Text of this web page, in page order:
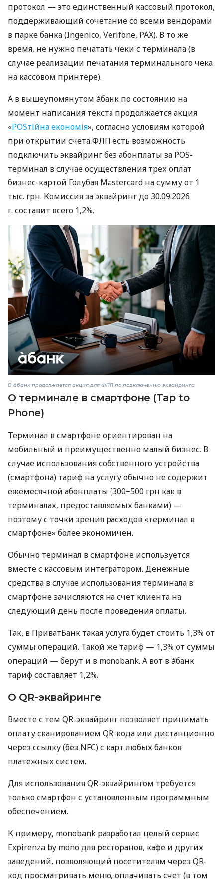
протокол — это единственный кассовый протокол,
поддерживающий сочетание со всеми вендорами
в парке банка (Ingenico, Verifone, PAX). В то же
время, не нужно печатать чеки с терминала (в
случае реализации печатания терминального чека
на кассовом принтере).
А в вышеупомянутом àбанк по состоянию на
момент написания текста продолжается акция
«POSтійна економія», согласно условиям которой
при открытии счета ФЛП есть возможность
подключить эквайринг без абонплаты за POS-
терминал в случае осуществления трех оплат
бизнес-картой Голубая Mastercard на сумму от 1
тыс. грн. Комиссия за эквайринг до 30.09.2026
г. составит всего 1,2%.
В àбанк продолжается акция для ФЛП по подключению эквайринга
О терминале в смартфоне (Tap to
Phone)
Терминал в смартфоне ориентирован на
мобильный и преимущественно малый бизнес. В
случае использования собственного устройства
(смартфона) тариф на услугу обычно не содержит
ежемесячной абонплаты (300−500 грн как в
терминалах, предоставляемых банками) —
поэтому с точки зрения расходов «терминал в
смартфоне» более экономичен.
Обычно терминал в смартфоне используется
вместе с кассовым интегратором. Денежные
средства в случае использования терминала в
смартфоне зачисляются на счет клиента на
следующий день после проведения оплаты.
Так, в ПриватБанк такая услуга будет стоить 1,3% от
суммы операций. Такой же тариф — 1,3% от суммы
операций — берут и в monobank. А вот в àбанк
тариф составляет 1,2%.
О QR-эквайринге
Вместе с тем QR-эквайринг позволяет принимать
оплату сканированием QR-кода или дистанционно
через ссылку (без NFC) с карт любых банков
платежных систем.
Для использования QR-эквайрингом требуется
только смартфон с установленным программным
обеспечением.
К примеру, monobank разработал целый сервис
Expirenza by mono для ресторанов, кафе и других
заведений, позволяющий посетителям через QR-
код просматривать меню, оплачивать счет (в том